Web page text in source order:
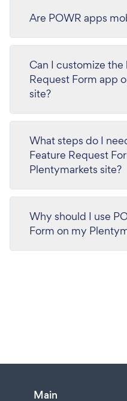
Are POWR apps
Can I customize
Request Form app
site?
What steps do I
Feature Request
Plentymarkets site?
Why should I use
Form on my
Main